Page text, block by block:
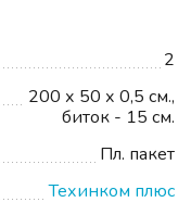
2
200 х 50 х 0,5 см.,
биток - 15 см.
Пл. пакет
Техинком плюс